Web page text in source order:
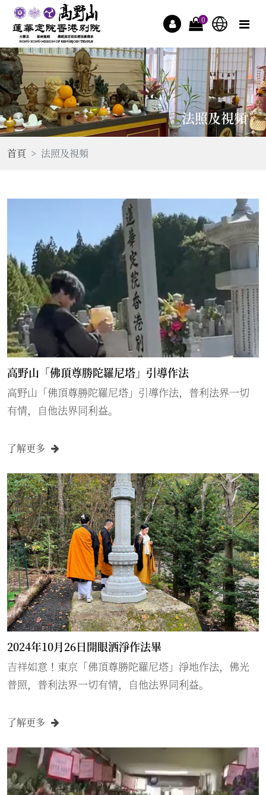
0
法照及視頻
首頁 法照及視頻
高野山「佛頂尊勝陀羅尼塔」引導作法
高野山「佛頂尊勝陀羅尼塔」引導作法，普利法界一切
有情，自他法界同利益。
了解更多
2024年10月26日開眼洒淨作法畢
吉祥如意！東京「佛頂尊勝陀羅尼塔」淨地作法，佛光
普照，普利法界一切有情，自他法界同利益。
了解更多